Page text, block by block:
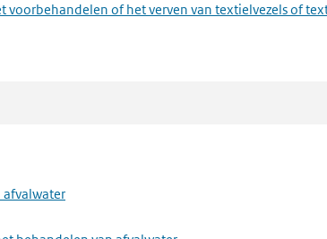
of het verven van textielvezels of
afvalstoffen
afvalstoffen
afvalwater